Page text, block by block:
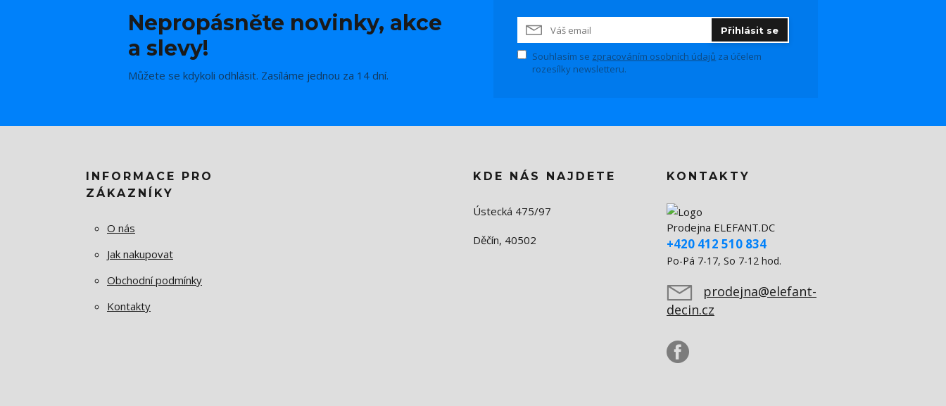
Nepropásněte novinky, akce
a slevy!
Můžete se kdykoli odhlásit. Zasíláme jednou za 14 dní.
Přihlásit se
Souhlasím se zpracováním osobních údajů za účelem
rozesílky newsletteru.
INFORMACE PRO
ZÁKAZNÍKY
O nás
Jak nakupovat
Obchodní podmínky
Kontakty
KDE NÁS NAJDETE
Ústecká 475/97
Děčín, 40502
KONTAKTY
Prodejna ELEFANT.DC
+420 412 510 834
Po-Pá 7-17, So 7-12 hod.
prodejna@elefant-
decin.cz